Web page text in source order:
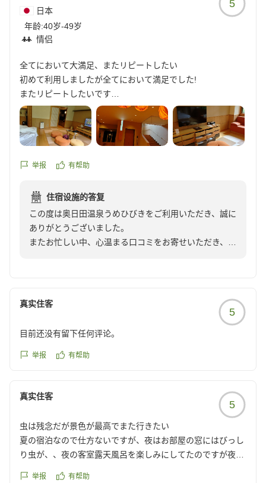
日本
年龄:40岁-49岁
情侣
5
全てにおいて大満足、またリピートしたい
初めて利用しましたが全てにおいて満足でした!
またリピートしたいです
他の画像やクチコミの詳細はこちらから
https://review.travel.rakuten.co.jp/hotel/voice/40907?
reviewId=33123478203874
举报 有帮助
住宿设施的答复
この度は奥日田温泉うめひびきをご利用いただき、誠に
ありがとうございました。
またお忙しい中、心温まる口コミをお寄せいただき、重
た。
これからも、お越しいただく皆様に心からご満足いただ
ける宿を目指し、より一層のおもてなしに努めてまいり
季節ごとに異なる渓谷の景色や旬のお料理もお楽しみい
またのご来館をスタッフ一同心よりお待ち申し上げてお
奥日田温泉うめひびき
真实住客
5
目前还没有留下任何评论。
举报 有帮助
真实住客
5
虫は残念だが景色が最高でまた行きたい
夏の宿泊なので仕方ないですが、夜はお部屋の窓にはびっし
り虫が、、夜の客室露天風呂を楽しみにしてたのですが夜は
举报 有帮助